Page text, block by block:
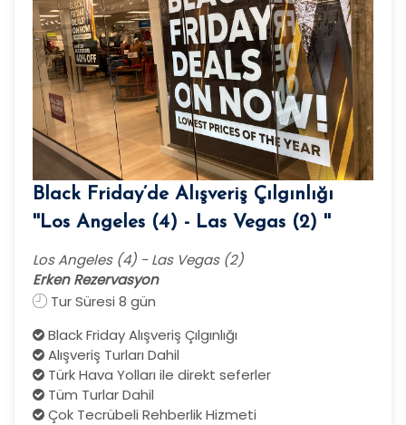
Black Friday’de Alışveriş Çılgınlığı
''Los Angeles (4) - Las Vegas (2) ''
Los Angeles (4) - Las Vegas (2)
Erken Rezervasyon
Tur Süresi 8 gün
Black Friday Alışveriş Çılgınlığı
Alışveriş Turları Dahil
Türk Hava Yolları ile direkt seferler
Tüm Turlar Dahil
Çok Tecrübeli Rehberlik Hizmeti